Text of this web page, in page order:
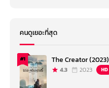
คนดูเยอะที่สุด
#1 The Creator
4.3 2023 HD